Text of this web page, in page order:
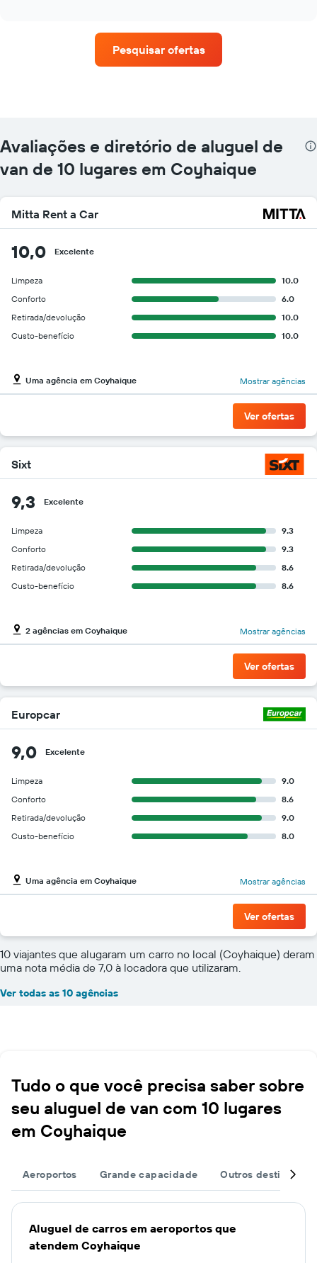
localizações
O
gráfico
tem
X
exibindo
empresas
de
de
carros
O
gráfico
tem
Y
exibindo
mais
barato
do
aluguel
carro
para
as
fornecidas
Pesquisar ofertas
Avaliações e diretório de aluguel de
van de 10 lugares em Coyhaique
Mitta Rent a Car
10,0 Excelente
Limpeza
10.0
Conforto
6.0
Retirada/devolução
10.0
Custo-benefício
10.0
Uma agência em Coyhaique Mostrar agências
Ver ofertas
Sixt
9,3 Excelente
Limpeza
9.3
Conforto
9.3
Retirada/devolução
8.6
Custo-benefício
8.6
2 agências em Coyhaique Mostrar agências
Ver ofertas
Europcar
9,0 Excelente
Limpeza
9.0
Conforto
8.6
Retirada/devolução
9.0
Custo-benefício
8.0
Uma agência em Coyhaique Mostrar agências
Ver ofertas
10 viajantes que alugaram um carro no local (Coyhaique) deram
uma nota média de 7,0 à locadora que utilizaram.
Ver todas as 10 agências
Tudo o que você precisa saber sobre
seu aluguel de van com 10 lugares
em Coyhaique
Aeroportos Grande capacidade Outros destinos
Aluguel de carros em aeroportos que
atendem Coyhaique